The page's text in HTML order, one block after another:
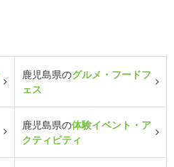
鹿児島県のグルメ・フードフ
ェス
鹿児島県の体験イベント・ア
クティビティ